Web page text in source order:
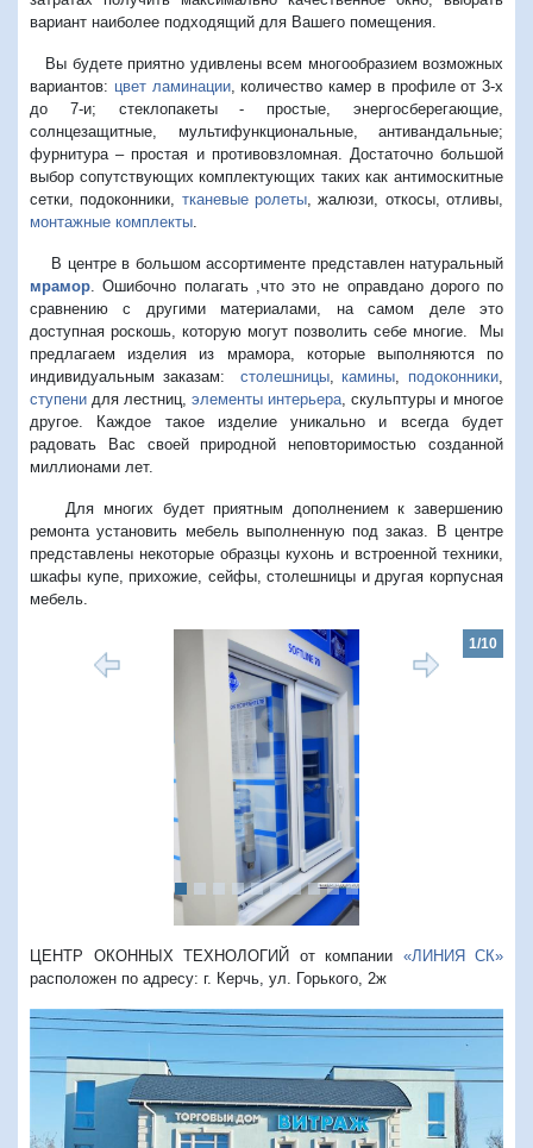
вариант наиболее подходящий для Вашего помещения.
Вы будете приятно удивлены всем многообразием возможных
вариантов: цвет ламинации, количество камер в профиле от 3-х
до 7-и; стеклопакеты - простые, энергосберегающие,
солнцезащитные, мультифункциональные, антивандальные;
фурнитура – простая и противовзломная. Достаточно большой
выбор сопутствующих комплектующих таких как антимоскитные
сетки, подоконники, тканевые ролеты, жалюзи, откосы, отливы,
монтажные комплекты.
В центре в большом ассортименте представлен натуральный
мрамор. Ошибочно полагать ,что это не оправдано дорого по
сравнению с другими материалами, на самом деле это
доступная роскошь, которую могут позволить себе многие. Мы
предлагаем изделия из мрамора, которые выполняются по
индивидуальным заказам: столешницы,камины, подоконники,
ступени для лестниц, элементы интерьера, скульптуры и многое
другое. Каждое такое изделие уникально и всегда будет
радовать Вас своей природной неповторимостью созданной
миллионами лет.
Для многих будет приятным дополнением к завершению
ремонта установить мебель выполненную под заказ. В центре
представлены некоторые образцы кухонь и встроенной техники,
шкафы купе, прихожие, сейфы, столешницы и другая корпусная
мебель.
1/10
ЦЕНТР ОКОННЫХ ТЕХНОЛОГИЙ от компании «ЛИНИЯ СК»
расположен по адресу: г. Керчь, ул. Горького, 2ж